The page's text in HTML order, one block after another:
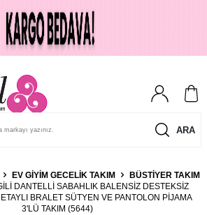
ARA
EV GIYIM GECELIK TAKIM
BÜSTIYER TAKIM
DANTELLI SABAHLIK BALENSIZ DESTEKSIZ
BRALET SÜTYEN VE PANTOLON PIJAMA
3'LÜ TAKIM (5644)